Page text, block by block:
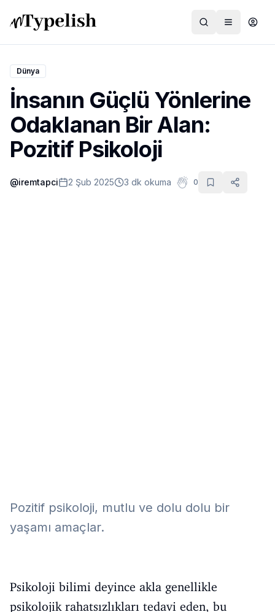
Dünya
Film ve Dizi
Kültür ve Sanat
Sağlık
Dünya
İnsanın Güçlü Yönlerine
Odaklanan Bir Alan:
Pozitif Psikoloji
@iremtapci 2 Şub 2025 3 dk okuma 0
Pozitif psikoloji, mutlu ve dolu dolu bir
yaşamı amaçlar.
Psikoloji bilimi deyince akla genellikle
psikolojik rahatsızlıkları tedavi eden, bu